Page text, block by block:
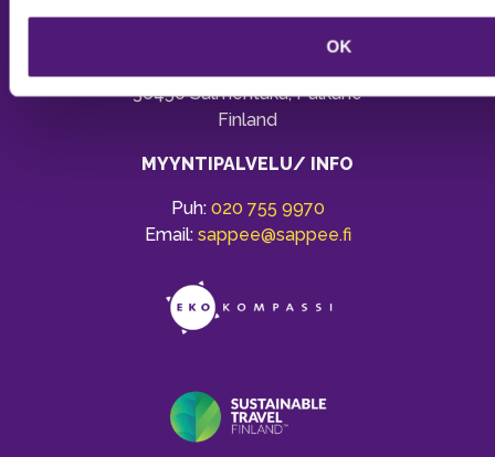
OK
SAPPEE RESORT
36450 Salmentaka, Pälkäne
Finland
MYYNTIPALVELU/ INFO
Puh: 020 755 9970
Email: sappee@sappee.fi